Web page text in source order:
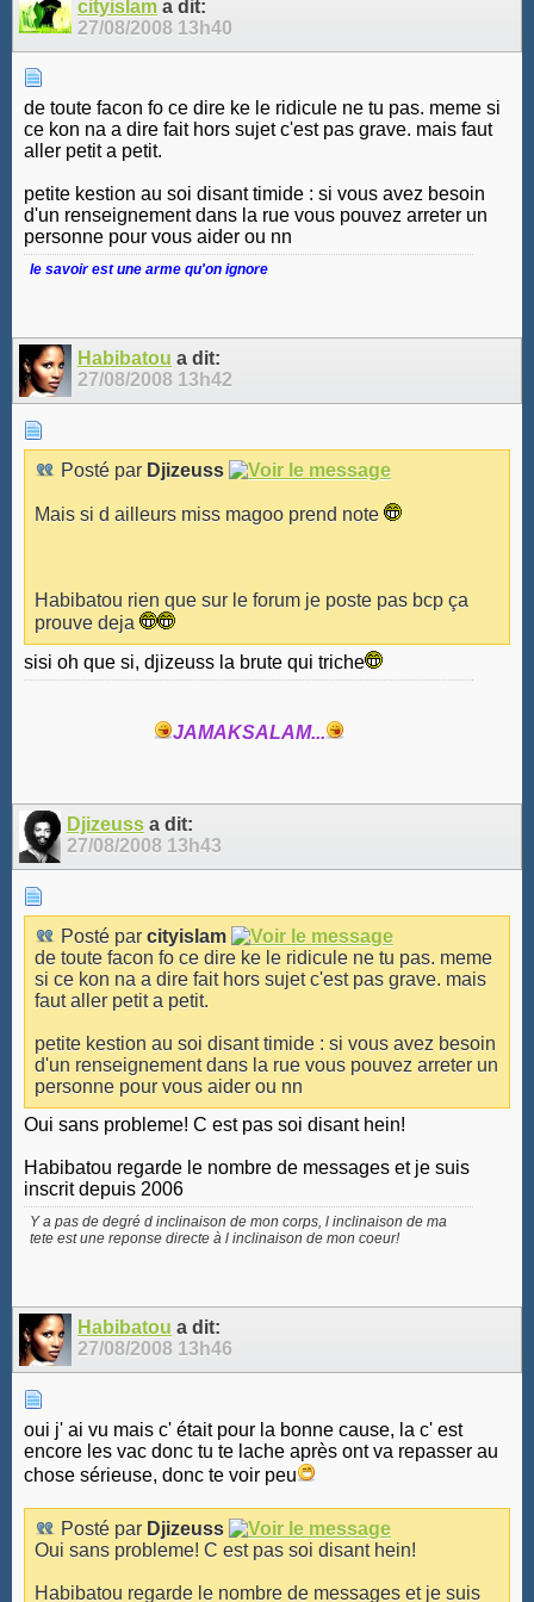
cityislam a dit:
27/08/2008 13h40
de toute facon fo ce dire ke le ridicule ne tu pas. meme si
ce kon na a dire fait hors sujet c'est pas grave. mais faut
aller petit a petit.
petite kestion au soi disant timide : si vous avez besoin
d'un renseignement dans la rue vous pouvez arreter un
personne pour vous aider ou nn
le savoir est une arme qu'on ignore
Habibatou a dit:
27/08/2008 13h42
Posté par Djizeuss
Mais si d ailleurs miss magoo prend note
Habibatou rien que sur le forum je poste pas bcp ça
prouve deja
sisi oh que si, djizeuss la brute qui triche
JAMAKSALAM...
Djizeussa dit:
27/08/2008 13h43
Posté par cityislam
de toute facon fo ce dire ke le ridicule ne tu pas. meme
si ce kon na a dire fait hors sujet c'est pas grave. mais
faut aller petit a petit.
petite kestion au soi disant timide : si vous avez besoin
d'un renseignement dans la rue vous pouvez arreter un
personne pour vous aider ou nn
Oui sans probleme! C est pas soi disant hein!
Habibatou regarde le nombre de messages et je suis
inscrit depuis 2006
Y a pas de degré d inclinaison de mon corps, l inclinaison de ma
tete est une reponse directe à l inclinaison de mon coeur!
Habibatou a dit:
27/08/2008 13h46
oui j' ai vu mais c' était pour la bonne cause, la c' est
encore les vac donc tu te lache après ont va repasser au
chose sérieuse, donc te voir peu
Posté par Djizeuss
Oui sans probleme! C est pas soi disant hein!
Habibatou regarde le nombre de messages et je suis